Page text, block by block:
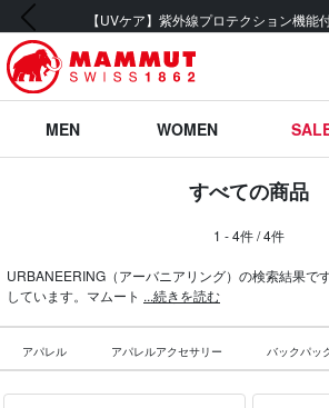
【UVケア】紫外線プロテクション機能
前の画像
MEN WOMEN
すべての商品
1 - 4件 / 4件
URBANEERING（アーバニアリング）の検索結果で
しています。マムート ...続きを読む
アパレル アパレルアクセサリー バックパッ